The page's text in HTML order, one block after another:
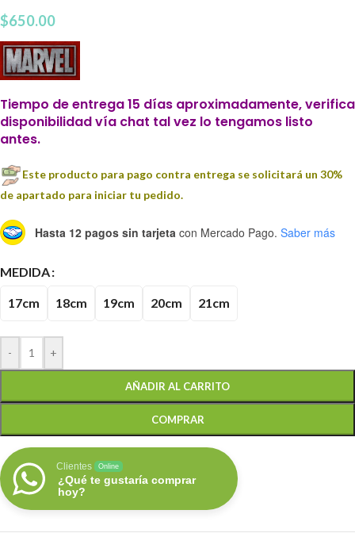
$650.00
Tiempo de entrega 15 días aproximadamente, verifica
disponibilidad vía chat tal vez lo tengamos listo
antes.
Este producto para pago contra entrega se solicitará un 30%
de apartado para iniciar tu pedido.
Hasta 12 pagos sin tarjeta con Mercado Pago. Saber más
MEDIDA
17cm 18cm 19cm 20cm 21cm
- +
AÑADIR AL CARRITO
COMPRAR
Clientes Online
¿Qué te gustaría comprar
hoy?